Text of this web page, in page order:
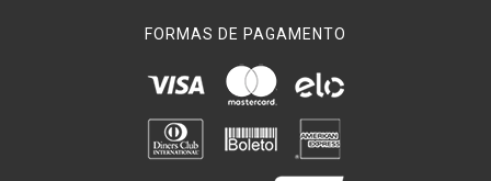
FORMAS DE PAGAMENTO